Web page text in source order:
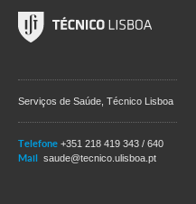
Serviços de Saúde, Técnico Lisboa
Telefone +351 218 419 343 / 640
Mail saude@tecnico.ulisboa.pt